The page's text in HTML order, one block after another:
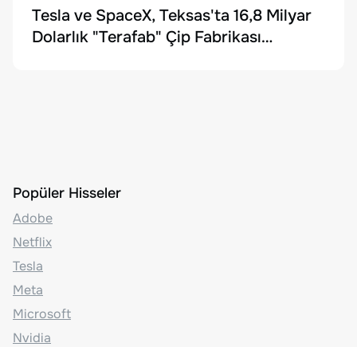
Tesla ve SpaceX, Teksas'ta 16,8 Milyar
Dolarlık "Terafab" Çip Fabrikası
Popüler Hisseler
Adobe
Netflix
Tesla
Meta
Microsoft
Nvidia